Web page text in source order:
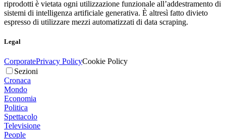
riprodotti è vietata ogni utilizzazione funzionale all’addestramento di
sistemi di intelligenza artificiale generativa. È altresì fatto divieto
espresso di utilizzare mezzi automatizzati di data scraping.
Legal
CorporatePrivacy PolicyCookie Policy
Sezioni
Cronaca
Mondo
Economia
Politica
Spettacolo
Televisione
People